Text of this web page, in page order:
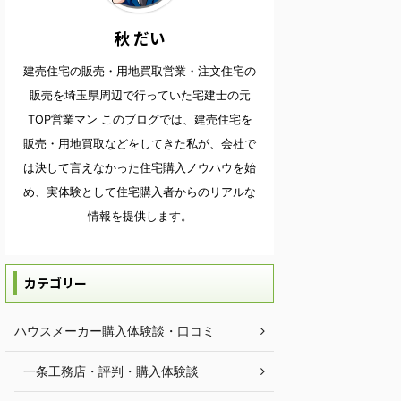
秋 だい
建売住宅の販売・用地買取営業・注文住宅の
販売を埼玉県周辺で行っていた宅建士の元
TOP営業マン このブログでは、建売住宅を
販売・用地買取などをしてきた私が、会社で
は決して言えなかった住宅購入ノウハウを始
め、実体験として住宅購入者からのリアルな
情報を提供します。
カテゴリー
ハウスメーカー購入体験談・口コミ
一条工務店・評判・購入体験談